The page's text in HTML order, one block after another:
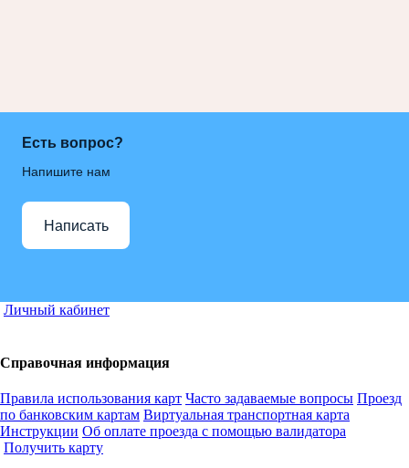
Есть вопрос?
Напишите нам
Написать
Личный кабинет
Справочная информация
Правила использования карт Часто задаваемые вопросы Проезд
по банковским картам Виртуальная транспортная карта
Инструкции Об оплате проезда с помощью валидатора
Получить карту